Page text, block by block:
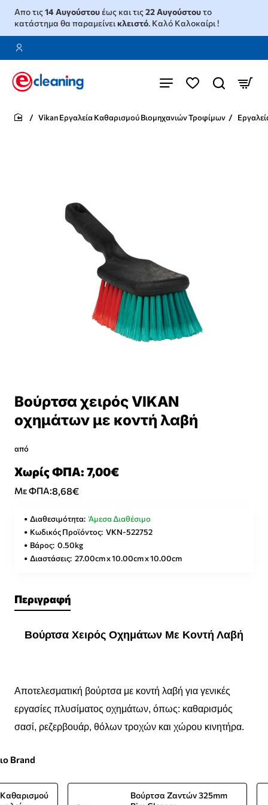
Απο τις14 Αυγούστουέως και τις22 Αυγούστουτο
κατάστημα θα παραμείνεικλειστό. Καλό Καλοκαίρι !
Vikan Εργαλεία Καθαρισμού Βιομηχανιών Τροφίμων
Βούρτσα χειρός VIKAN
οχημάτων με κοντή λαβή
από
Με ΦΠΑ:8,68€
Χωρίς ΦΠΑ: 7,00€
Διαθεσιμότητα: Άμεσα Διαθέσιμο
Κωδικός Προϊόντος: VKN-522752
Βάρος: 0.50kg
Διαστάσεις: 27.00cm x 10.00cm x 10.00cm
Περιγραφή
Βούρτσα Χειρός Οχημάτων Με Κοντή Λαβή
Αποτελεσματική βούρτσα με κοντή λαβή για γενικές
εργασίες πλυσίματος οχημάτων, όπως: καθαρισμός
σασί, ρεζερβουάρ, θόλων τροχών και χώρου κινητήρα.
Brand
Βούρτσα Ζαντών 325mm